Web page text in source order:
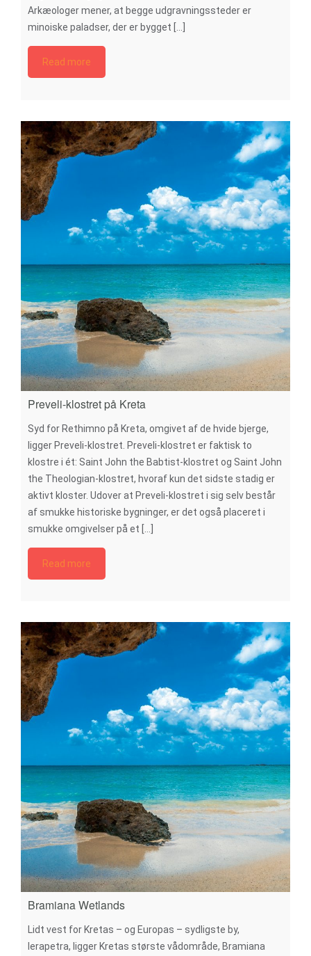
Arkæologer mener, at begge udgravningssteder er
minoiske paladser, der er bygget [...]
Read more
Preveli-klostret på Kreta
Syd for Rethimno på Kreta, omgivet af de hvide bjerge,
ligger Preveli-klostret. Preveli-klostret er faktisk to
klostre i ét: Saint John the Babtist-klostret og Saint John
the Theologian-klostret, hvoraf kun det sidste stadig er
aktivt kloster. Udover at Preveli-klostret i sig selv består
af smukke historiske bygninger, er det også placeret i
smukke omgivelser på et [...]
Read more
Bramiana Wetlands
Lidt vest for Kretas – og Europas – sydligste by,
Ierapetra, ligger Kretas største vådområde, Bramiana